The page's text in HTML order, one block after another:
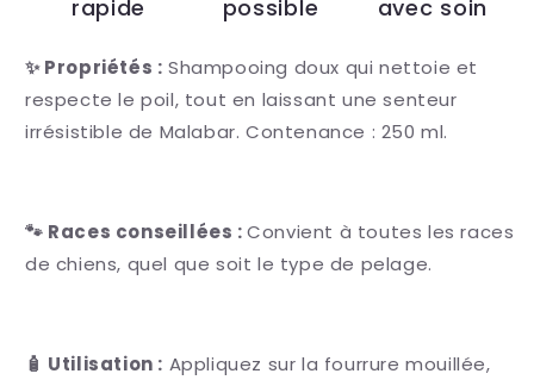
rapide
possible
avec soin
✨ Propriétés : Shampooing doux qui nettoie et
respecte le poil, tout en laissant une senteur
irrésistible de Malabar. Contenance : 250 ml.
🐾 Races conseillées :Convient à toutes les races
de chiens, quel que soit le type de pelage.
🧴 Utilisation : Appliquez sur la fourrure mouillée,